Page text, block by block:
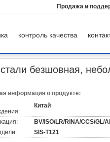
Продажа и
контроль качества
безшовная,
информация о продукте:
Китай
BV/ISO/LR/RINA/CCS/GL/
SIS-T121